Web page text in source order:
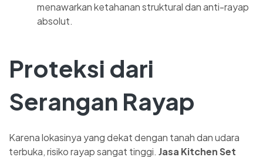
menawarkan ketahanan struktural dan anti-rayap
absolut.
Proteksi dari
Serangan Rayap
Karena lokasinya yang dekat dengan tanah dan udara
terbuka, risiko rayap sangat tinggi. Jasa Kitchen Set